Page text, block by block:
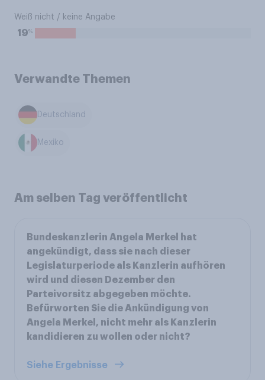
Weiß nicht / keine Angabe
19%
Verwandte Themen
Deutschland
Mexiko
Am selben Tag veröffentlicht
Bundeskanzlerin Angela Merkel hat
angekündigt, dass sie nach dieser
Legislaturperiode als Kanzlerin aufhören
wird und diesen Dezember den
Parteivorsitz abgegeben möchte.
Befürworten Sie die Ankündigung von
Angela Merkel, nicht mehr als Kanzlerin
kandidieren zu wollen oder nicht?
Siehe Ergebnisse